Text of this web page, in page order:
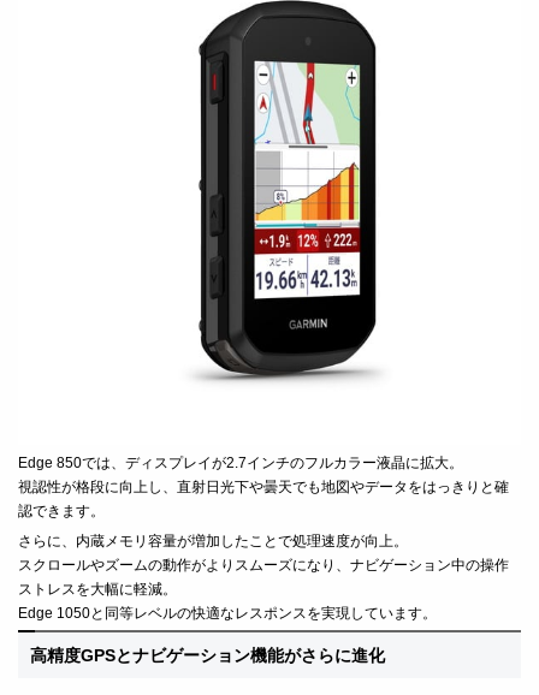
Edge 850では、ディスプレイが2.7インチのフルカラー液晶に拡大。
視認性が格段に向上し、直射日光下や曇天でも地図やデータをはっきりと確
認できます。
さらに、内蔵メモリ容量が増加したことで処理速度が向上。
スクロールやズームの動作がよりスムーズになり、ナビゲーション中の操作
ストレスを大幅に軽減。
Edge 1050と同等レベルの快適なレスポンスを実現しています。
高精度GPSとナビゲーション機能がさらに進化